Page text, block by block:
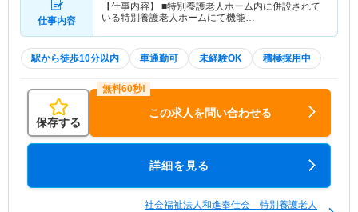
仕事内容
【仕事内容】 ■特別養護老人ホーム内に併設されて
いる特別養護老人ホームにて機能…
駅から徒歩10分以内 車通勤可 未経験OK 積極採用中
保存する
この求人を問い合わせる
詳細を見る
社会福祉法人和進奉仕会 特別養護老人